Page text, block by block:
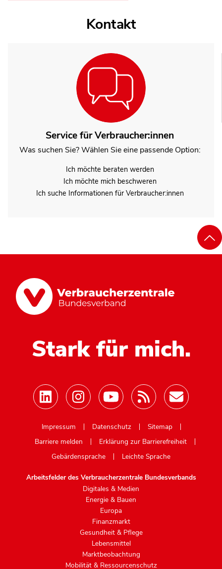
Kontakt
Service für Verbraucher:innen
Was suchen Sie? Wählen Sie eine passende Option:
Ich möchte beraten werden
Ich möchte mich beschweren
Ich suche Informationen für Verbraucher:innen
Stark für mich.
Impressum
Datenschutz
Sitemap
Barriere melden
Erklärung zur Barrierefreiheit
Gebärdensprache
Leichte Sprache
Arbeitsfelder des Verbraucherzentrale Bundesverbands
Digitales & Medien
Energie & Bauen
Europa
Finanzmarkt
Gesundheit & Pflege
Lebensmittel
Marktbeobachtung
Mobilität & Ressourcenschutz